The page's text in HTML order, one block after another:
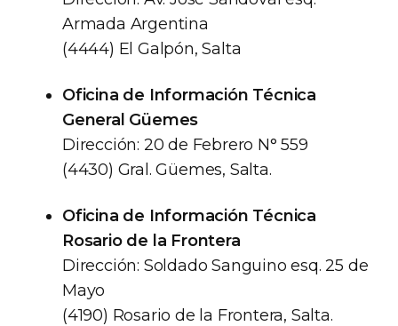
Armada Argentina
(4444) El Galpón, Salta
Oficina de Información Técnica
General Güemes
Dirección: 20 de Febrero N° 559
(4430) Gral. Güemes, Salta.
Oficina de Información Técnica
Rosario de la Frontera
Dirección: Soldado Sanguino esq. 25 de
Mayo
(4190) Rosario de la Frontera, Salta.